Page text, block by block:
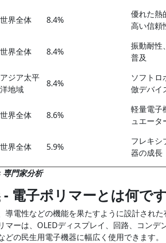
世界全体 8.4%
優れた熱
高い信頼
世界全体 8.4%
振動耐性
普及
アジア太平
洋地域
8.4%
ソフトロ
倣デバイ
世界全体 8.6%
軽量電子
ュエータ
世界全体 5.9%
フレキシ
器の成長
専門家分析
- 電子ポリマーとは何で
導電性などの機能を果たすように設計され
マーは、OLEDディスプレイ、回路、コン
どの民生用電子機器に幅広く使用できます。